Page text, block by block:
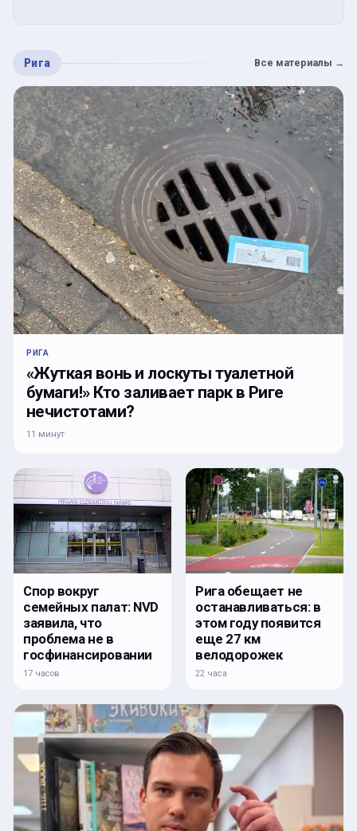
Рига Все материалы →
РИГА
«Жуткая вонь и лоскуты туалетной
бумаги!» Кто заливает парк в Риге
нечистотами?
11 минут
Спор вокруг
семейных палат: NVD
заявила, что
проблема не в
госфинансировании
17 часов
Рига обещает не
останавливаться: в
этом году появится
еще 27 км
велодорожек
22 часа